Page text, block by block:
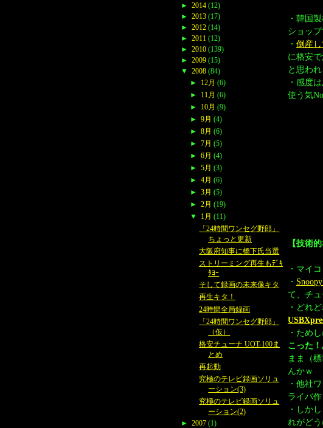
・韓国
ショッ
・ 倒産
に格安
と思わ
・感度
使う気
【技術
・マイ
・
て、チ
・どれ
・ため
こった
まま（
んかｗ
・他社
ライバ作
・しか
れがど
► 2014 (12)
► 2013 (17)
► 2012 (14)
► 2011 (12)
► 2010 (139)
► 2009 (15)
▼ 2008 (84)
►
12月 (6)
►
11月 (6)
►
10月 (9)
► 9月 (4)
► 8月 (6)
► 7月 (5)
► 6月 (4)
► 5月 (3)
► 4月 (6)
► 3月 (5)
► 2月 (19)
▼
1月 (11)
「24時間ワンセグ野郎」
ちょっと更新
大阪府知事に橋下氏当選
ストリーミング再生もﾃﾞｷ
ﾀﾖｰ
そして録画の未来像キタ
再生キタ！
24時間全局録画
「24時間ワンセグ野郎」
（仮）
格安チューナ UOT-100ま
とめ
再起動
究極のテレビ録画ソリュ
ーション(3)
究極のテレビ録画ソリュ
ーション(2)
► 2007 (1)